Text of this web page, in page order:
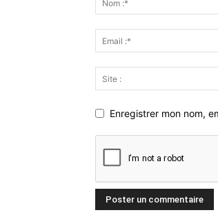
Enregistrer mon nom,